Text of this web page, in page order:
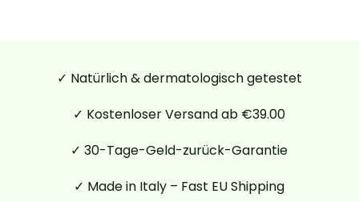
✓ Natürlich & dermatologisch getestet
✓ Kostenloser Versand ab €39.00
✓ 30-Tage-Geld-zurück-Garantie
✓ Made in Italy – Fast EU Shipping